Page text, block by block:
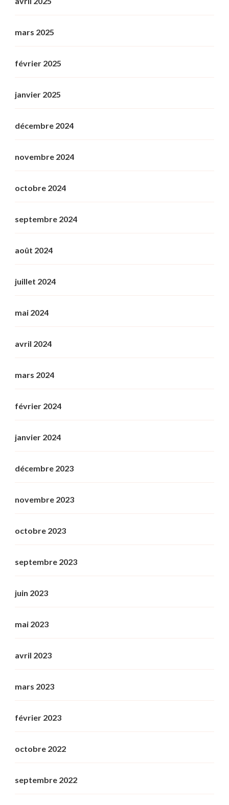
mars 2025
février 2025
janvier 2025
décembre 2024
novembre 2024
octobre 2024
septembre 2024
août 2024
juillet 2024
mai 2024
avril 2024
mars 2024
février 2024
janvier 2024
décembre 2023
novembre 2023
octobre 2023
septembre 2023
juin 2023
mai 2023
avril 2023
mars 2023
février 2023
octobre 2022
septembre 2022